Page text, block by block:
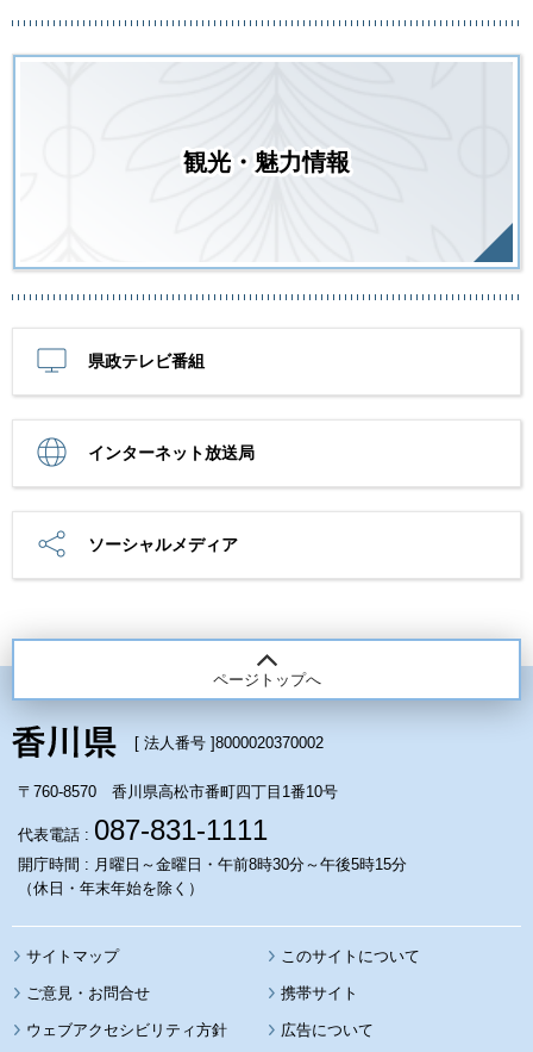
観光・魅力情報
県政テレビ番組
インターネット放送局
ソーシャルメディア
ページトップへ
[ 法人番号 ]8000020370002
〒760-8570 香川県高松市番町四丁目1番10号
代表電話 : 087-831-1111
開庁時間 : 月曜日～金曜日・午前8時30分～午後5時15分
（休日・年末年始を除く）
サイトマップ このサイトについて
携帯サイト
ウェブアクセシビリティ方針 広告について